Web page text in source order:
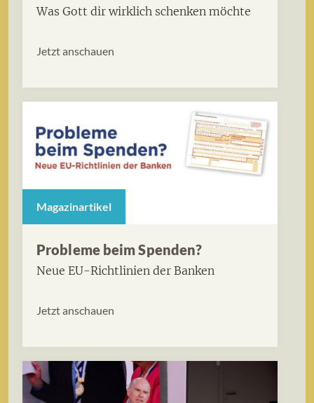
Was Gott dir wirklich schenken möchte
Jetzt anschauen
Magazinartikel
Probleme beim Spenden?
Neue EU-Richtlinien der Banken
Jetzt anschauen